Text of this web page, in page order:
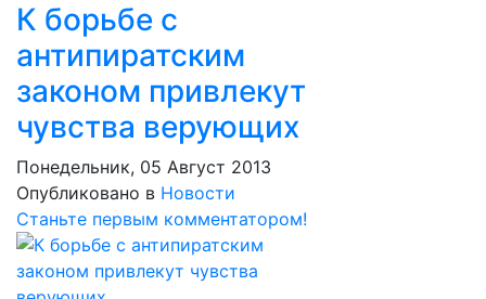
К борьбе с
антипиратским
законом привлекут
чувства верующих
Понедельник, 05 Август 2013
Опубликовано в Новости
Станьте первым комментатором!